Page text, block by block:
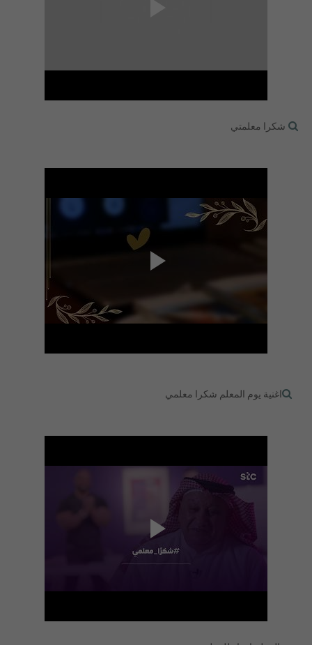
شكرا معلمتي
اغنية يوم المعلم شكرا معلمي